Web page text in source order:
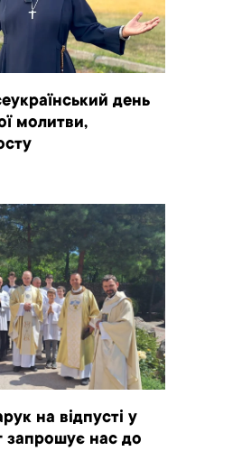
день
молитви,
на відпусті у
запрошує нас до